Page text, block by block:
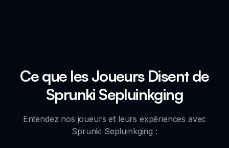
Ce que les Joueurs Disent de
Sprunki Sepluinkging
Entendez nos joueurs et leurs expériences avec
Sprunki Sepluinkging :